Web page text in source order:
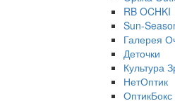
RB OCHKI
Sun-
Галерея
Деточки
Культура
НетОптик
ОптикБокс